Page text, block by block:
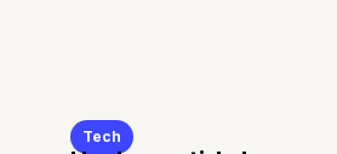
Tech